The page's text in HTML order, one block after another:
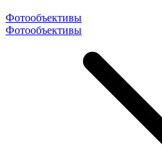
Фотообъективы
Фотообъективы